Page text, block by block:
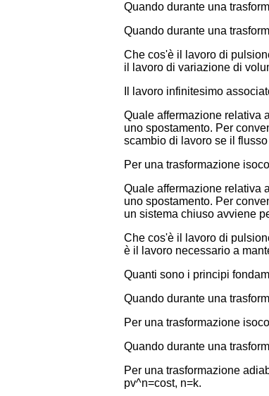
Quando durante una
Quando durante una
Che cos'è il lavoro di
il lavoro di variazione di
Il lavoro infinitesimo
Quale affermazione relativa
uno spostamento. Per
scambio di lavoro se il
Per una trasformazione
Quale affermazione relativa
uno spostamento. Per
un sistema chiuso avviene
Che cos'è il lavoro di
è il lavoro necessario a
Quanti sono i principi
Quando durante una
Per una trasformazione
Quando durante una
Per una trasformazione
pv^n=cost, n=k.